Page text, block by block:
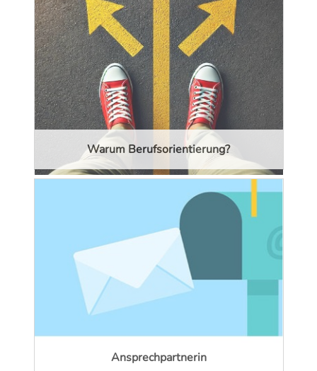
Warum Berufsorientierung?
Ansprechpartnerin